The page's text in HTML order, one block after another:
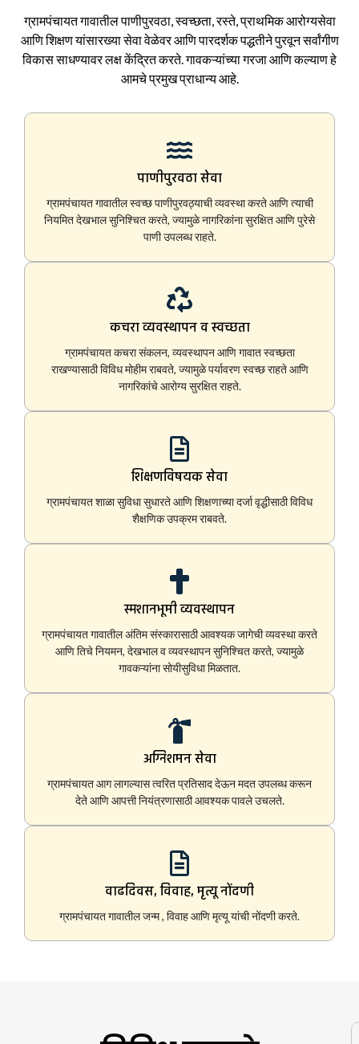
ग्रामपंचायत गावातील पाणीपुरवठा, स्वच्छता, रस्ते, प्राथमिक आरोग्यसेवा
आणि शिक्षण यांसारख्या सेवा वेळेवर आणि पारदर्शक पद्धतीने पुरवून सर्वांगीण
विकास साधण्यावर लक्ष केंद्रित करते. गावकऱ्यांच्या गरजा आणि कल्याण हे
आमचे प्रमुख प्राधान्य आहे.
पाणीपुरवठा सेवा
ग्रामपंचायत गावातील स्वच्छ पाणीपुरवठ्याची व्यवस्था करते आणि त्याची
नियमित देखभाल सुनिश्चित करते, ज्यामुळे नागरिकांना सुरक्षित आणि पुरेसे
पाणी उपलब्ध राहते.
कचरा व्यवस्थापन व स्वच्छता
ग्रामपंचायत कचरा संकलन, व्यवस्थापन आणि गावात स्वच्छता
राखण्यासाठी विविध मोहीम राबवते, ज्यामुळे पर्यावरण स्वच्छ राहते आणि
नागरिकांचे आरोग्य सुरक्षित राहते.
शिक्षणविषयक सेवा
ग्रामपंचायत शाळा सुविधा सुधारते आणि शिक्षणाच्या दर्जा वृद्धीसाठी विविध
शैक्षणिक उपक्रम राबवते.
स्मशानभूमी व्यवस्थापन
ग्रामपंचायत गावातील अंतिम संस्कारासाठी आवश्यक जागेची व्यवस्था करते
आणि तिचे नियमन, देखभाल व व्यवस्थापन सुनिश्चित करते, ज्यामुळे
गावकऱ्यांना सोयीसुविधा मिळतात.
अग्निशमन सेवा
ग्रामपंचायत आग लागल्यास त्वरित प्रतिसाद देऊन मदत उपलब्ध करून
देते आणि आपत्ती नियंत्रणासाठी आवश्यक पावले उचलते.
वाढदिवस, विवाह, मृत्यू नोंदणी
ग्रामपंचायत गावातील जन्म , विवाह आणि मृत्यू यांची नोंदणी करते.